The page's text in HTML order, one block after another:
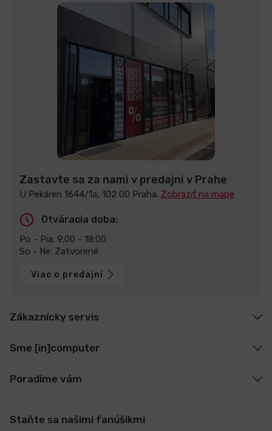
Zastavte sa za nami v predajni v Prahe
U Pekáren 1644/1a, 102 00 Praha. Zobraziť na mape
Otváracia doba:
Po - Pia: 9:00 - 18:00
So - Ne: Zatvorené
Viac o predajni
Zákaznícky servis
Sme [in]computer
Poradíme vám
Staňte sa našimi fanúšikmi